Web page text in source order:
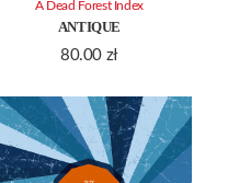
ANTIQUE
80.00 zł
A Dead Forest Index